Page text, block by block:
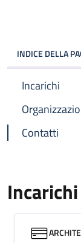
INDICE DELLA
Incarichi
Contatti
Incarichi